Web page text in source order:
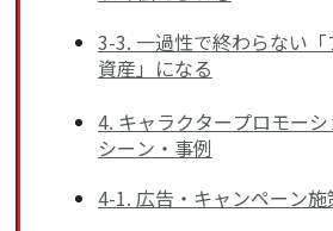
3-3. 一過性で終わらない
資産」になる
4. キャラクタープロモー
シーン・事例
4-1. 広告・キャンペーン